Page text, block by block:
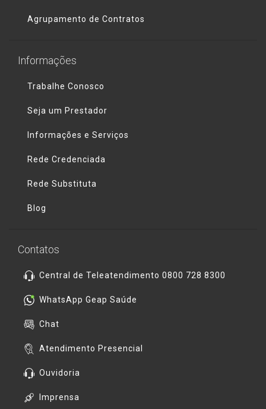
Agrupamento de Contratos
Informações
Trabalhe Conosco
Seja um Prestador
Informações e Serviços
Rede Credenciada
Rede Substituta
Blog
Contatos
Central de Teleatendimento 0800 728 8300
WhatsApp Geap Saúde
Chat
Atendimento Presencial
Ouvidoria
Imprensa